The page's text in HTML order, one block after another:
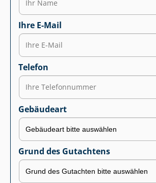
Ihre E-Mail
Telefon
Gebäudeart
Grund des Gutachtens